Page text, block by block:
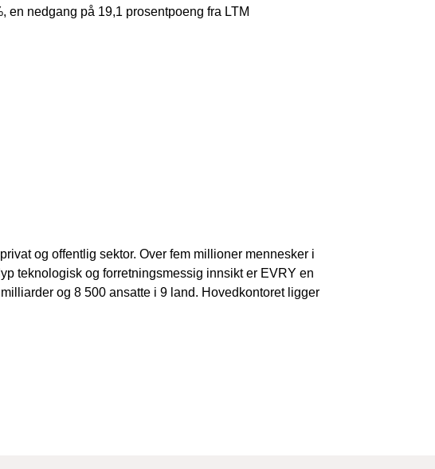
en nedgang på 19,1 prosentpoeng fra LTM
og offentlig sektor. Over fem millioner mennesker i
teknologisk og forretningsmessig innsikt er EVRY en
og 8 500 ansatte i 9 land. Hovedkontoret ligger